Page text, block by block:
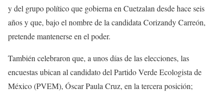
y del grupo político que gobierna en Cuetzalan desde hace seis
años y que, bajo el nombre de la candidata Corizandy Carreón,
pretende mantenerse en el poder.
También celebraron que, a unos días de las elecciones, las
encuestas ubican al candidato del Partido Verde Ecologista de
México (PVEM), Óscar Paula Cruz, en la tercera posición;